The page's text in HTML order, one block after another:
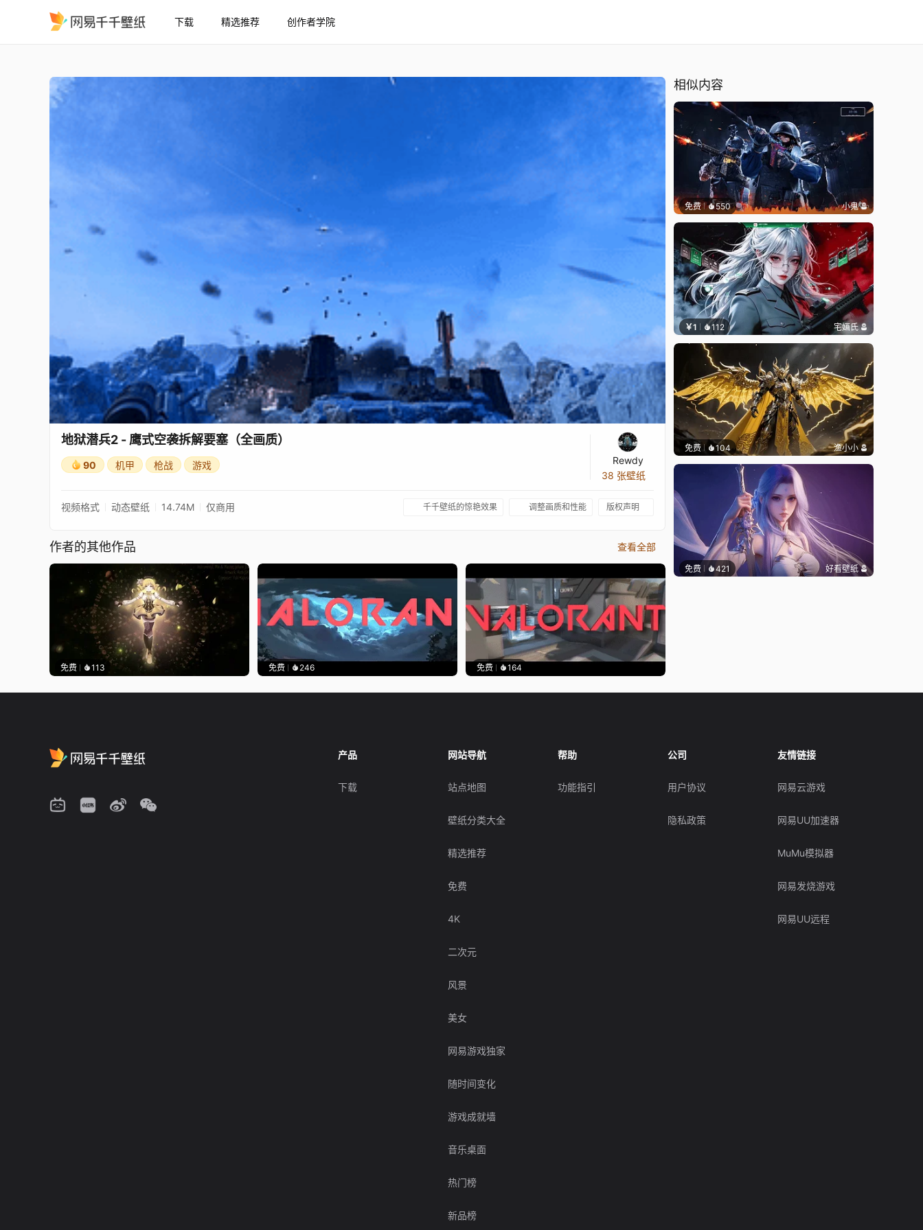
下载 精选推荐 创作者学院
地狱潜兵2 - 鹰式空袭拆解要塞（全画质）
90 机甲 枪战 游戏
Rewdy
38 张壁纸
视频格式 动态壁纸 14.74M 仅商用 千千壁纸的惊艳效果 调整画质和性能 版权声明
作者的其他作品 查看全部
免费 113 免费 246 免费 164
相似内容
免费 550 小鬼
￥1 112 宅婳氏
免费 104 渔小小
免费 421 好看壁纸
产品
下载
网站导航
站点地图
壁纸分类大全
精选推荐
免费
4K
二次元
风景
美女
网易游戏独家
随时间变化
游戏成就墙
音乐桌面
热门榜
新品榜
帮助
功能指引
公司
用户协议
隐私政策
友情链接
网易云游戏
网易UU加速器
MuMu模拟器
网易发烧游戏
网易UU远程